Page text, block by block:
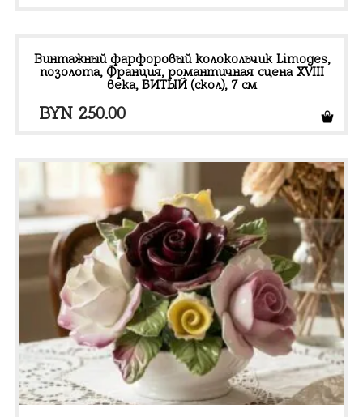
BYN 600.00.
Винтажный фарфоровый колокольчик Limoges,
позолота, Франция, романтичная сцена XVIII
века, БИТЫЙ (скол), 7 см
BYN 250.00